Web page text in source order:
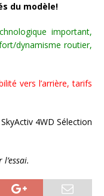
du modèle!
important,
dynamisme routier,
vers l’arrière, tarifs
4WD Sélection